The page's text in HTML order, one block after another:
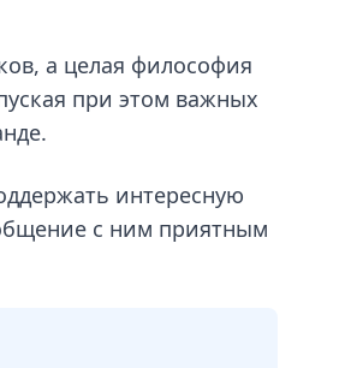
а целая философия
при этом важных
интересную
с ним приятным